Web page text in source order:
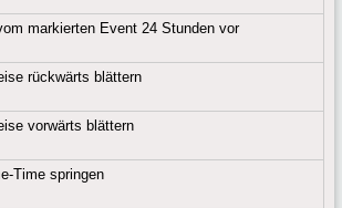
markierten Event 24 Stunden vor
rückwärts blättern
vorwärts blättern
Time springen